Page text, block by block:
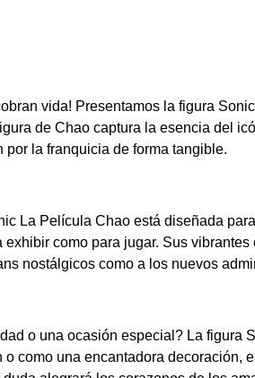
c
C
h
a
a
n
vida! Presentamos la figura
de Chao captura la esencia del
la franquicia de forma tangible.
La Película Chao está diseñada
como para jugar. Sus
nostálgicos como a los nuevos
o una ocasión especial? La figura
como una encantadora decoración,